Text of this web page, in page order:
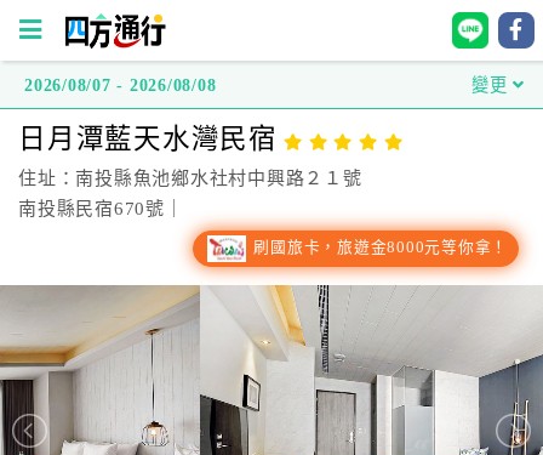
方
通
行
台
灣
訂
房
2026/08/07 - 2026/08/08 變更
日月潭藍天水灣民宿
住址：南投縣魚池鄉水社村中興路２１號
南投縣民宿670號｜
刷國旅卡，旅遊金8000元等你拿！